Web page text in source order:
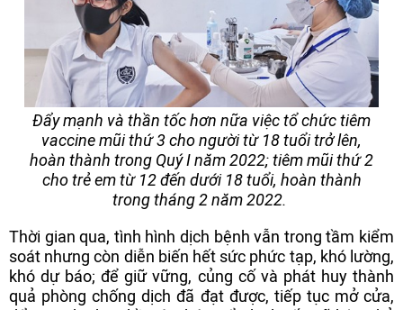
Đẩy mạnh và thần tốc hơn nữa việc tổ chức tiêm
vaccine mũi thứ 3 cho người từ 18 tuổi trở lên,
hoàn thành trong Quý I năm 2022; tiêm mũi thứ 2
cho trẻ em từ 12 đến dưới 18 tuổi, hoàn thành
trong tháng 2 năm 2022.
Thời gian qua, tình hình dịch bệnh vẫn trong tầm kiểm
soát nhưng còn diễn biến hết sức phức tạp, khó lường,
khó dự báo; để giữ vững, củng cố và phát huy thành
quả phòng chống dịch đã đạt được, tiếp tục mở cửa,